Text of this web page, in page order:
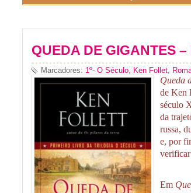
QUEDA DE GIGANTES
Marcadores: 1º- O Século Ken Follet
Queda
de Ken
século
da
russa,
e, por
Em